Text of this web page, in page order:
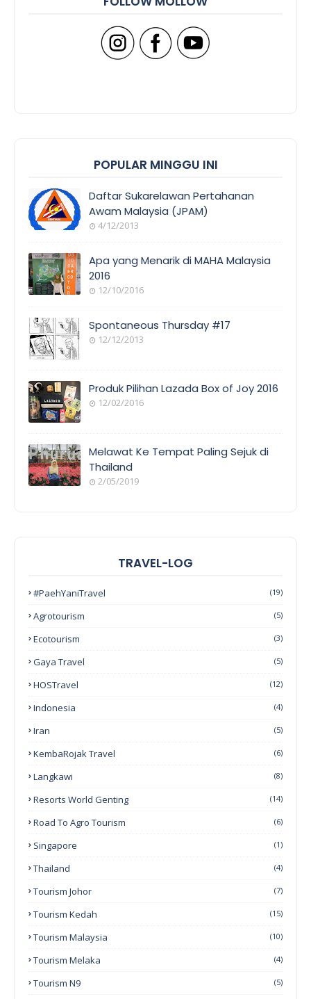
POPULAR MINGGU INI
Daftar Sukarelawan Pertahanan
Awam Malaysia (JPAM)
4/12/2013
Apa yang Menarik di MAHA Malaysia
2016
12/10/2016
Spontaneous Thursday #17
12/12/2013
Produk Pilihan Lazada Box of Joy 2016
12/02/2016
Melawat Ke Tempat Paling Sejuk di
Thailand
2/05/2019
TRAVEL-LOG
#PaehYaniTravel (19)
Agrotourism (5)
Ecotourism (3)
Gaya Travel (5)
HOSTravel (12)
Indonesia (4)
Iran (5)
KembaRojak Travel (6)
Langkawi (8)
Resorts World Genting (14)
Road To Agro Tourism (6)
Singapore (1)
Thailand (4)
Tourism Johor (7)
Tourism Kedah (15)
Tourism Malaysia (10)
Tourism Melaka (4)
Tourism N9 (5)